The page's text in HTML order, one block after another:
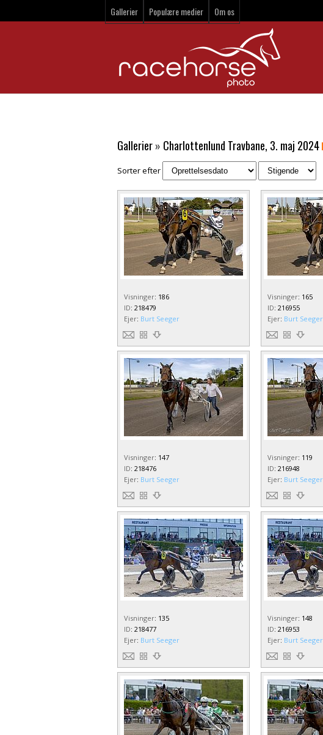
Gallerier Populære medier Om os
Gallerier» Charlottenlund Travbane, 3. maj 2024
Sorter efter
Visninger: 186
ID: 218479
Ejer: Burt Seeger
Visninger: 165
ID: 216955
Ejer: Burt Seeger
Visninger: 147
ID: 218476
Ejer: Burt Seeger
Visninger: 119
ID: 216948
Ejer: Burt Seeger
Visninger: 135
ID: 218477
Ejer: Burt Seeger
Visninger: 148
ID: 216953
Ejer: Burt Seeger